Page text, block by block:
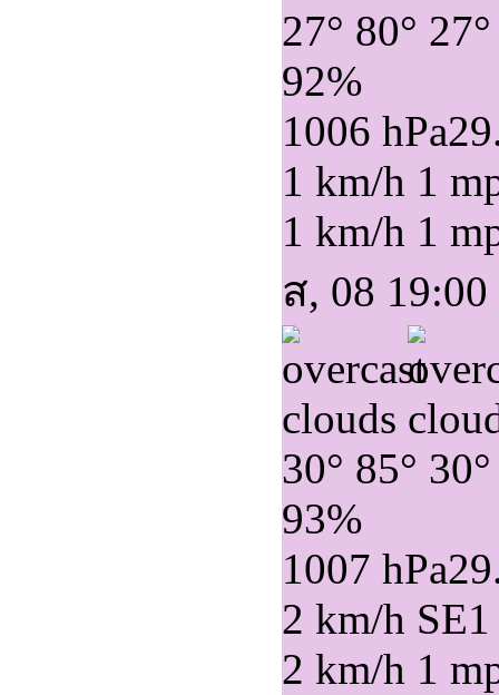
27° 80° 27°
92%
1006 hPa
1 km/h 1
1 km/h 1
ส, 08 19:00
30° 85° 30°
93%
1007 hPa
2 km/h SE
2 km/h 1